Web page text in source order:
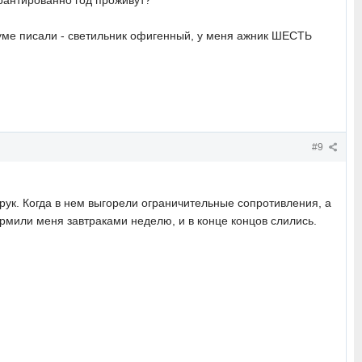
писали - светильник офигенный, у меня ажник ШЕСТЬ
#9
Когда в нем выгорели ограничительные сопротивления, а
меня завтраками неделю, и в конце концов слились.